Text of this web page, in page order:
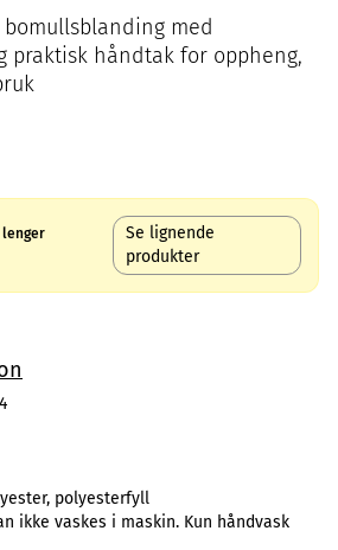
med
praktisk håndtak for oppheng,
Se lignende
produkter
polyesterfyll
ikke vaskes i maskin. Kun håndvask